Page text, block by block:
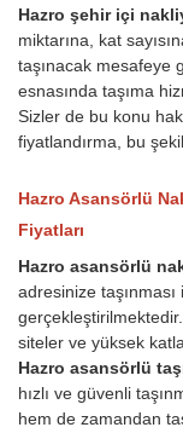
Hazro şehir içi
miktarına, kat
taşınacak mesafeye
esnasında taşıma
Sizler de bu konu
fiyatlandırma, bu
Hazro Asansörlü
Fiyatları
Hazro asansörlü
adresinize
siteler ve yüksek
Hazro asansörlü
hızlı ve güvenli
hem de zamandan